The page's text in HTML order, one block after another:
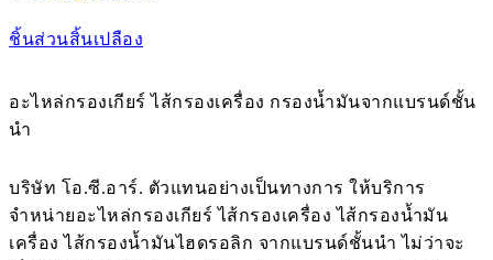
ชิ้นส่วนสิ้นเปลือง
อะไหล่กรองเกียร์ ไส้กรองเครื่อง กรองน้ำมันจากแบรนด์ชั้น
นำ
บริษัท โอ.ซี.อาร์. ตัวแทนอย่างเป็นทางการ ให้บริการ
จำหน่ายอะไหล่กรองเกียร์ ไส้กรองเครื่อง ไส้กรองน้ำมัน
เครื่อง ไส้กรองน้ำมันไฮดรอลิก จากแบรนด์ชั้นนำ ไม่ว่าจะ